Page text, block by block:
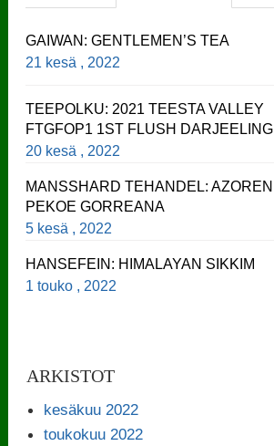
GAIWAN: GENTLEMEN’S TEA
21 kesä , 2022
TEEPOLKU: 2021 TEESTA VALLEY
FTGFOP1 1ST FLUSH DARJEELING
20 kesä , 2022
MANSSHARD TEHANDEL: AZOREN
PEKOE GORREANA
5 kesä , 2022
HANSEFEIN: HIMALAYAN SIKKIM
1 touko , 2022
ARKISTOT
kesäkuu 2022
toukokuu 2022